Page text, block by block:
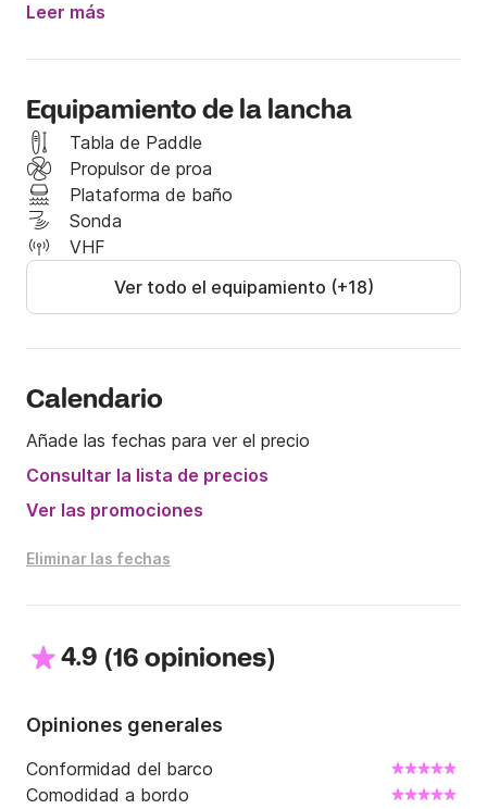
acceso e interiores ergonómicos que garantizan el
Está equipado con zona de cocina y baño, nevera,
ropa de cama necesarios. Es un auténtico hotel
flotante.
Leer más
Equipamiento de la lancha
Tabla de Paddle
Propulsor de proa
Plataforma de baño
Sonda
VHF
Ver todo el equipamiento (+18)
Calendario
Añade las fechas para ver el precio
Consultar la lista de precios
Ver las promociones
Eliminar las fechas
4.9 (16 opiniones)
Opiniones generales
Conformidad del barco
Comodidad a bordo